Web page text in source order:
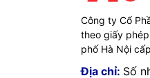
Công ty Cổ
theo giấy
phố Hà Nội
Địa chỉ: Số